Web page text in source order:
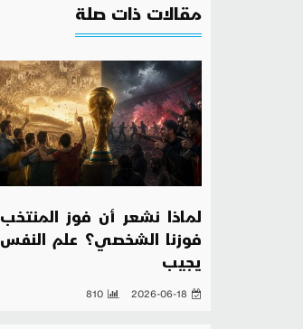
مقالات ذات صلة
لماذا نشعر أن فوز المنتخب
فوزنا الشخصي؟ علم النفس
يجيب
2026-06-18
810